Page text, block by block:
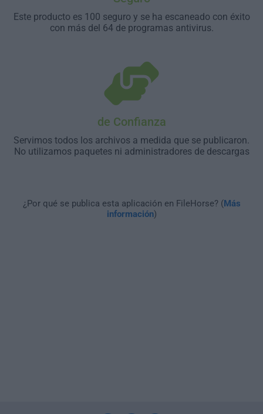
Este producto es 100 seguro y se ha escaneado con éxito
con más del 64 de programas antivirus.
de Confianza
Servimos todos los archivos a medida que se publicaron.
No utilizamos paquetes ni administradores de descargas
¿Por qué se publica esta aplicación en FileHorse? (Más
información)